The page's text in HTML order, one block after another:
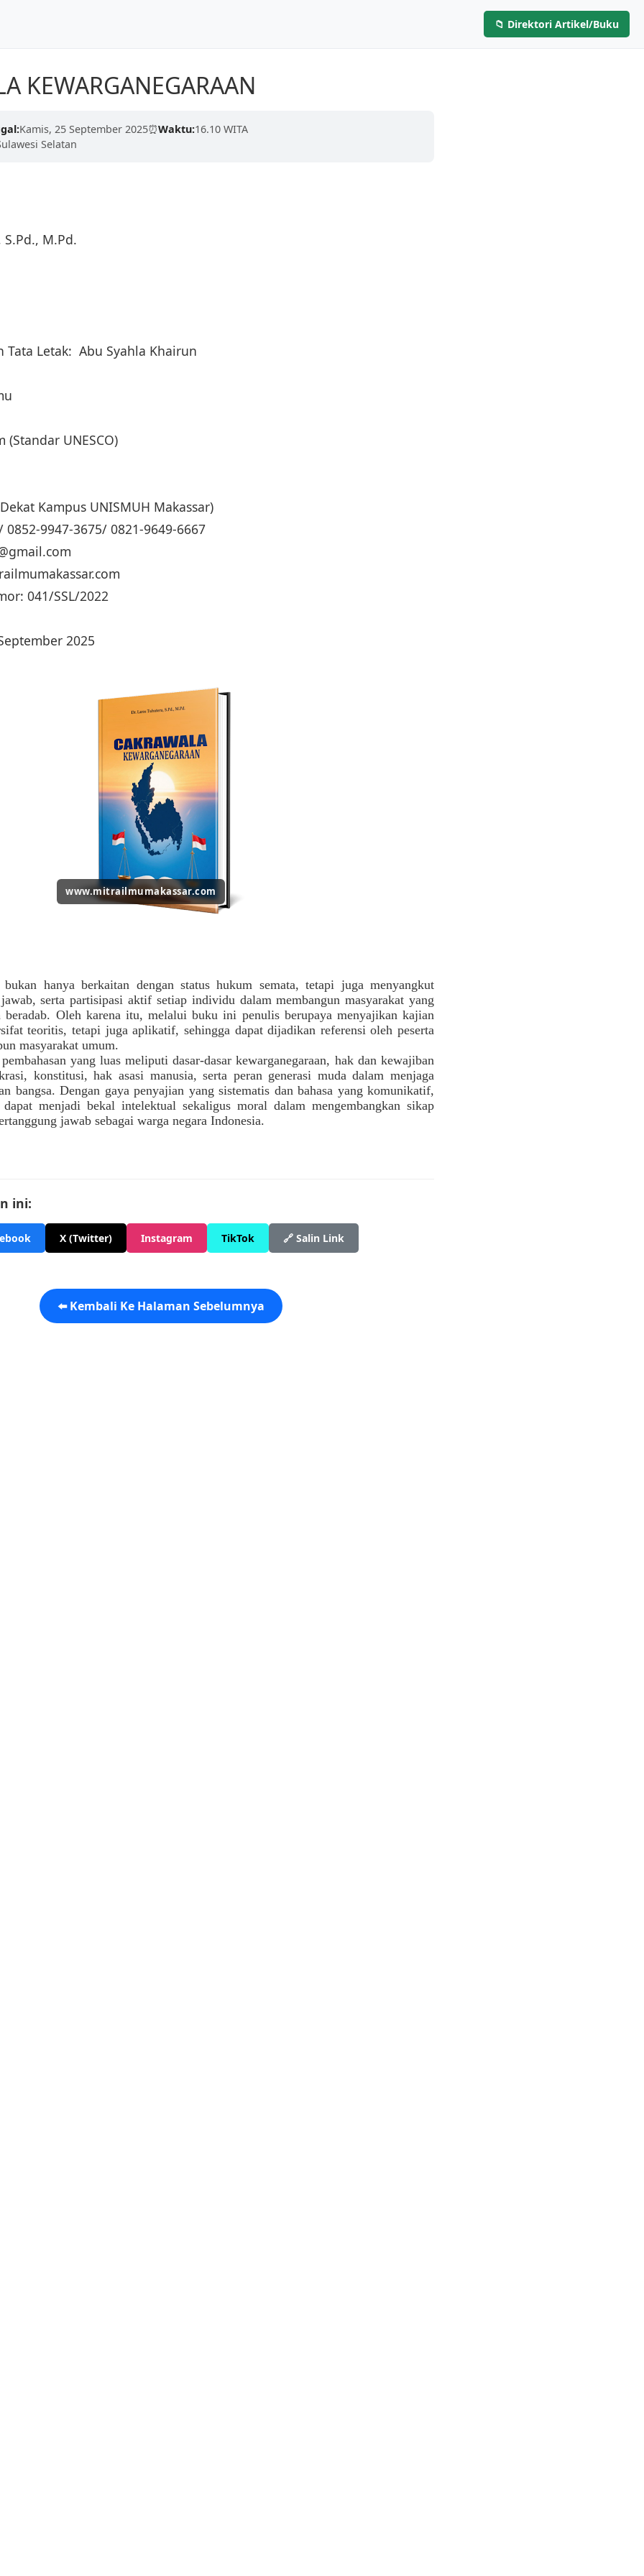
Hubungi Kami
tinggi dari para
proses yang cepat,
📁 Direktori Artikel/Buku
KEWARGANEGARAAN
Kamis, 25 September 2025⏰Waktu:16.10 WITA
Selatan
M.Pd.
Tata Letak: Abu Syahla Khairun
(Standar UNESCO)
Kampus UNISMUH Makassar)
0852-9947-3675/ 0821-9649-6667
041/SSL/2022
2025
www.mitrailmumakassar.com
bukan hanya berkaitan dengan status hukum semata, tetapi juga menyangkut
serta partisipasi aktif setiap individu dalam membangun masyarakat yang
beradab. Oleh karena itu, melalui buku ini penulis berupaya menyajikan kajian
teoritis, tetapi juga aplikatif, sehingga dapat dijadikan referensi oleh peserta
masyarakat umum.
yang luas meliputi dasar-dasar kewarganegaraan, hak dan kewajiban
konstitusi, hak asasi manusia, serta peran generasi muda dalam menjaga
bangsa. Dengan gaya penyajian yang sistematis dan bahasa yang komunikatif,
menjadi bekal intelektual sekaligus moral dalam mengembangkan sikap
jawab sebagai warga negara Indonesia.
ini:
X (Twitter) Instagram TikTok 🔗 Salin Link
⬅️ Kembali Ke Halaman Sebelumnya